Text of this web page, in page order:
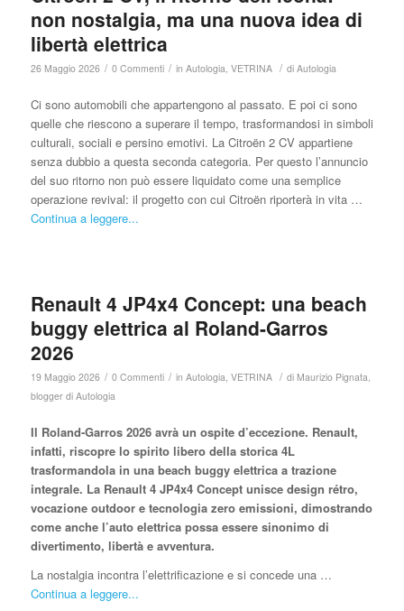
non nostalgia, ma una nuova idea di
libertà elettrica
26 Maggio 2026 / 0 Commenti / in Autologia VETRINA / di Autologia
Ci sono automobili che appartengono al passato. E poi ci sono
quelle che riescono a superare il tempo, trasformandosi in simboli
culturali, sociali e persino emotivi. La Citroën 2 CV appartiene
senza dubbio a questa seconda categoria. Per questo l’annuncio
del suo ritorno non può essere liquidato come una semplice
operazione revival: il progetto con cui Citroën riporterà in vita …
Continua a leggere...
Renault 4 JP4x4 Concept: una beach
buggy elettrica al Roland-Garros
2026
19 Maggio 2026 / 0 Commenti / in Autologia VETRINA / di Maurizio Pignata,
blogger di Autologia
Il Roland-Garros 2026 avrà un ospite d’eccezione. Renault,
infatti, riscopre lo spirito libero della storica 4L
trasformandola in una beach buggy elettrica a trazione
integrale. La Renault 4 JP4x4 Concept unisce design rétro,
vocazione outdoor e tecnologia zero emissioni, dimostrando
come anche l’auto elettrica possa essere sinonimo di
divertimento, libertà e avventura.
La nostalgia incontra l’elettrificazione e si concede una …
Continua a leggere...